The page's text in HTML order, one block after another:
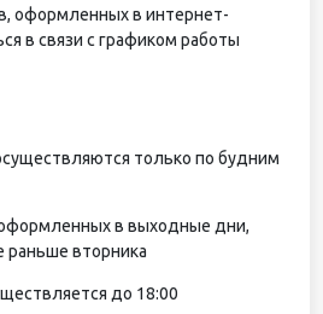
оформленных в интернет-
в связи с графиком работы
только по будним
оформленных в выходные дни,
раньше вторника
до 18:00